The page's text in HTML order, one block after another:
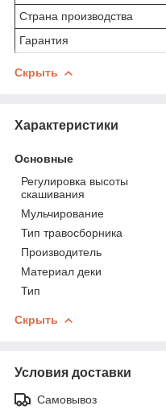
Страна производства
Гарантия
Скрыть
Характеристики
Основные
Регулировка высоты
скашивания
Мульчирование
Тип травосборника
Производитель
Материал деки
Тип
Скрыть
Условия доставки
Самовывоз